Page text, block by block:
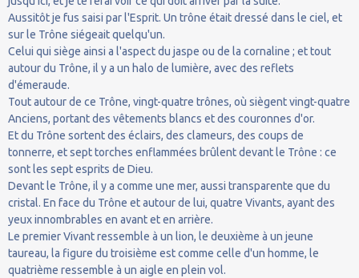
Aussitôt je fus saisi par l'Esprit. Un trône était dressé dans le ciel, et
sur le Trône siégeait quelqu'un.
Celui qui siège ainsi a l'aspect du jaspe ou de la cornaline ; et tout
autour du Trône, il y a un halo de lumière, avec des reflets
d'émeraude.
Tout autour de ce Trône, vingt-quatre trônes, où siègent vingt-quatre
Anciens, portant des vêtements blancs et des couronnes d'or.
Et du Trône sortent des éclairs, des clameurs, des coups de
tonnerre, et sept torches enflammées brûlent devant le Trône : ce
sont les sept esprits de Dieu.
Devant le Trône, il y a comme une mer, aussi transparente que du
cristal. En face du Trône et autour de lui, quatre Vivants, ayant des
yeux innombrables en avant et en arrière.
Le premier Vivant ressemble à un lion, le deuxième à un jeune
taureau, la figure du troisième est comme celle d'un homme, le
quatrième ressemble à un aigle en plein vol.